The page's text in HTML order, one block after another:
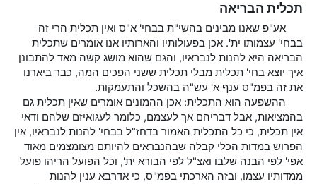
תכלית הבריאה
אע"פ שאנו מבינים בהשי"ת בבחי' א"ס ואין תכלית הרי זה
בבחי' עצמותו ית'. אכן בפעולותיו והארותיו אנו אומרים שתכלית
הבריאה היא להנות לנבראיו, והגם שהוא מושג קשה מאד להתבונן
איך יוצא בחי' תכלית מבלי תכלית ששני הפכים המה, כבר ביארנו
את זה בפמ"ס ענף א' עש"ה בהשכל והתעמקות.
ההשפעה הוא התכלית: אכן ההמונים אומרים שאין תכלית גם
בהמציאות, אבל דבריהם אך לעצמם, כלומר לעגואיזם שלהם ודאי
אין תכלית, כי כל התכלית האמור בדחז"ל בבחי' להנות לנבראיו, אין
הפרוש במדות הכלי קבלה שבהנבראים להיותם מצומצמים מאוד
אפי' לפי הבנה שלבו ואצ"ל לפי הבורא ית', וכל הפועל הריהו פועל
ממדותיו עצמו, ובזה הארכתי בפמ"ס, כי אדרבא ענין להנות